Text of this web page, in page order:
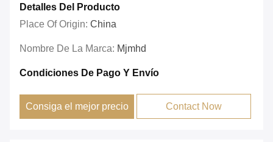
Detalles Del Producto
Place Of Origin: China
Nombre De La Marca: Mjmhd
Condiciones De Pago Y Envío
Consiga el mejor precio Contact Now